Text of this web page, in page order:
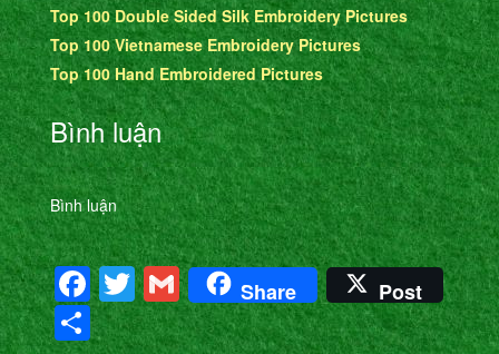
Top 100 Double Sided Silk Embroidery Pictures
Top 100 Vietnamese Embroidery Pictures
Top 100 Hand Embroidered Pictures
Bình luận
Bình luận
Facebook
Twitter
Gmail
Share Post
Share